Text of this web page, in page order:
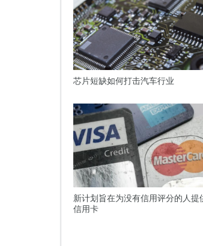
芯片短缺如何打击汽车行业
新计划旨在为没有信用评分的人提
信用卡